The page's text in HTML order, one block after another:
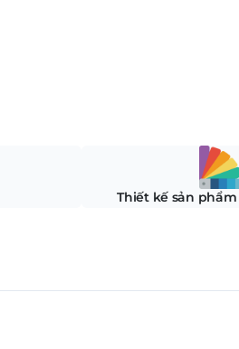
Thiết kế sản